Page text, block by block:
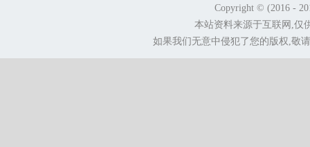
Copyright © (2016 -
本站资料来源于互联网,仅
如果我们无意中侵犯了您的版权,敬